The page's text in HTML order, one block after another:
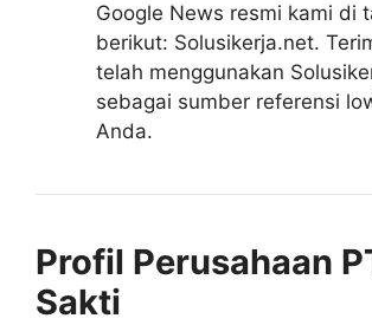
Google News resmi kami di
berikut: Solusikerja.net.
telah menggunakan
sebagai sumber referensi
Anda.
Profil Perusahaan
Sakti